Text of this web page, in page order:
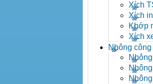
Xích
Xích
Khớp
nghiệp
Xích
Nhông